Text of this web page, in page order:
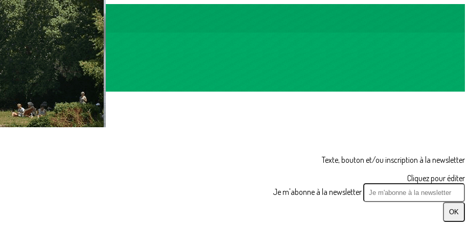
Texte, bouton et/ou inscription à la newsletter
Cliquez pour éditer
Je m'abonne à la newsletter
OK